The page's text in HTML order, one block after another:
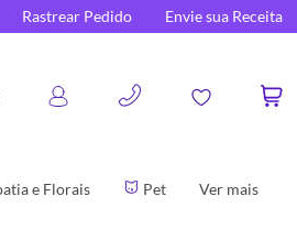
Rastrear Pedido Envie sua Receita
0
e Florais Pet Ver mais